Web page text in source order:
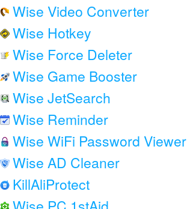
Wise Video Converter
Wise Hotkey
Wise Force Deleter
Wise Game Booster
Wise JetSearch
Wise Reminder
Wise WiFi Password Viewer
Wise AD Cleaner
KillAliProtect